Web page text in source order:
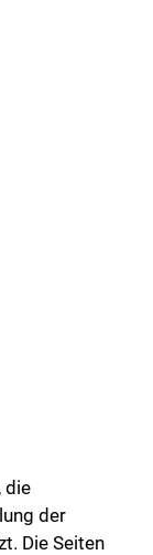
die
der
Die Seiten